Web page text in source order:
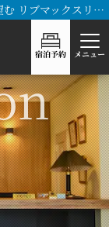
伊豆急行伊豆大川駅すぐ、相模湾と伊豆大島を望む リブマックスリゾート伊豆大川
宿泊予約 メニュー